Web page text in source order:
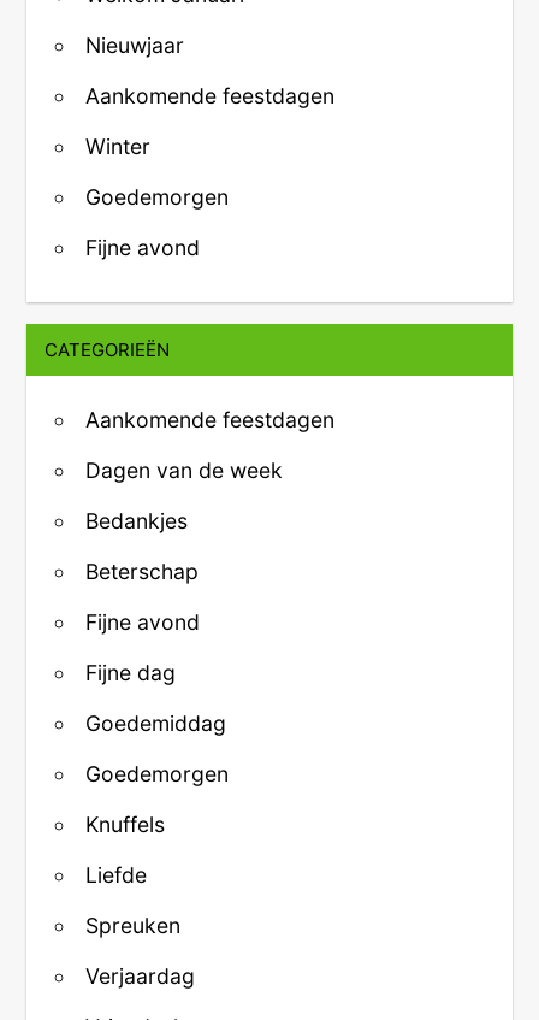
Nieuwjaar
Aankomende feestdagen
Winter
Goedemorgen
Fijne avond
CATEGORIEËN
Aankomende feestdagen
Dagen van de week
Bedankjes
Beterschap
Fijne avond
Fijne dag
Goedemiddag
Goedemorgen
Knuffels
Liefde
Spreuken
Verjaardag